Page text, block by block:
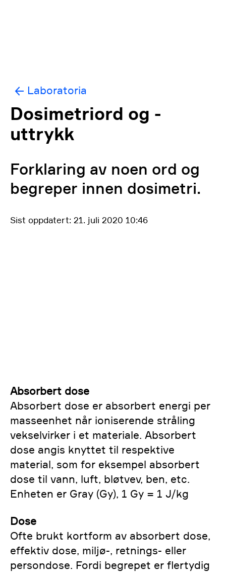
Laboratoria
Dosimetriord og -
uttrykk
Forklaring av noen ord og
begreper innen dosimetri.
Sist oppdatert: 21. juli 2020 10:46
Absorbert dose
Absorbert dose er absorbert energi per
masseenhet når ioniserende stråling
vekselvirker i et materiale. Absorbert
dose angis knyttet til respektive
material, som for eksempel absorbert
dose til vann, luft, bløtvev, ben, etc.
Enheten er Gray (Gy), 1 Gy = 1 J/kg
Dose
Ofte brukt kortform av absorbert dose,
effektiv dose, miljø-, retnings- eller
persondose. Fordi begrepet er flertydig